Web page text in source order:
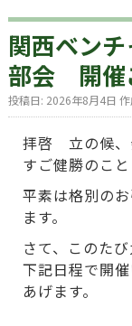
関西ベン
部会 開催
投稿日: 2026年8月4日
拝啓 立の候、
すご健勝のこ
平素は格別の
ます。
さて、このた
下記日程で開
あげます。